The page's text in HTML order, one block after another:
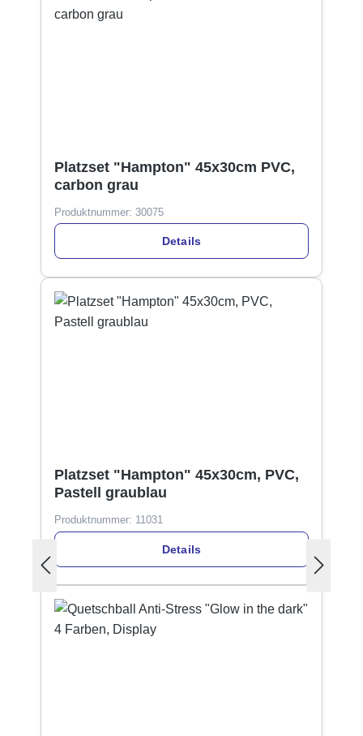
Platzset "Hampton" 45x30cm PVC,
carbon grau
Produktnummer: 30075
Details
Platzset "Hampton" 45x30cm, PVC,
Pastell graublau
Produktnummer: 11031
Details